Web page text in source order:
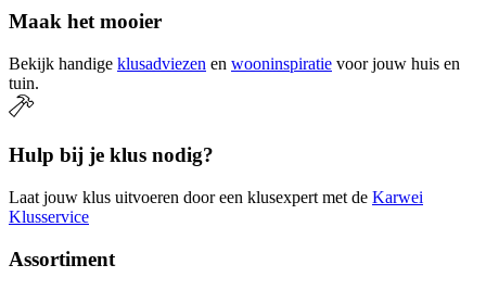
Maak het mooier
Bekijk handige klusadviezen en wooninspiratie voor jouw huis en
tuin.
Hulp bij je klus nodig?
Laat jouw klus uitvoeren door een klusexpert met de Karwei
Klusservice
Assortiment